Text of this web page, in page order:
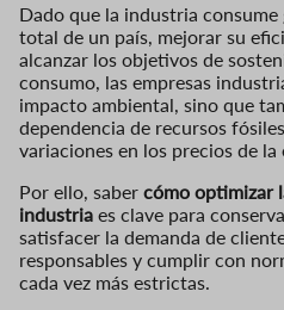
Dado que la industria consume
total de un país, mejorar su
alcanzar los objetivos de
consumo, las empresas
impacto ambiental, sino que
dependencia de recursos
variaciones en los precios de la
Por ello, saber cómo optimizar
industria es clave para
satisfacer la demanda de
responsables y cumplir con
cada vez más estrictas.